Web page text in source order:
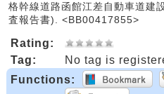
格幹線道路函館江差自動車道建
査報告書). <BB00417855>
Rating:
Tag:
No tag is
Functions: